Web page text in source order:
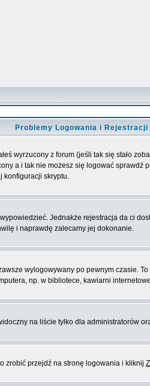
Problemy Logowania i Rejestracji
wyrzucony z forum (jeśli tak się stało
a i tak nie możesz się logować sprawdź
konfiguracji skryptu.
Jednakże rejestracja da ci
i naprawdę zalecamy jej dokonanie.
wylogowywany po pewnym czasie.
np. w bibliotece, kawiarni
na liście tylko dla administratorów
zrobić przejdź na stronę logowania i kliknij